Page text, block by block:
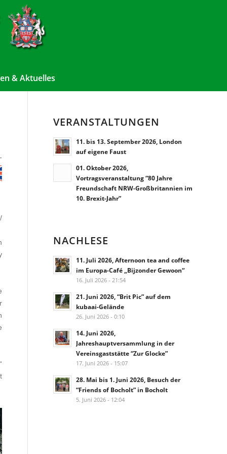
& Aktuelles
VERANSTALTUNGEN
11. bis 13. September 2026, London
auf eigene Faust
01. Oktober 2026,
Vortragsveranstaltung “80 Jahre
Freundschaft NRW-Großbritannien im
10. Brexit-Jahr”
NACHLESE
11. Juli 2026, Afternoon tea and coffee
im Europa-Café „Bijzonder Gewoon“
16. Juli 2026 - 21:54
21. Juni 2026, “Brit Pic” auf dem
kubaai-Gelände
26. Juni 2026 - 0:10
14. Juni 2026,
Jahreshauptversammlung in der
Vereinsgaststätte “Zur Glocke”
17. Juni 2026 - 15:07
28. Mai bis 1. Juni 2026, Besuch der
“Friends of Bocholt” in Bocholt
5. Juni 2026 - 12:04